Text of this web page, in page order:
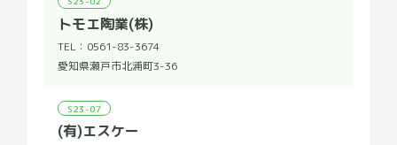
トモエ陶業(株)
TEL： 0561-83-3674
愛知県瀬戸市北浦町3-36
S23-07
(有)エスケー